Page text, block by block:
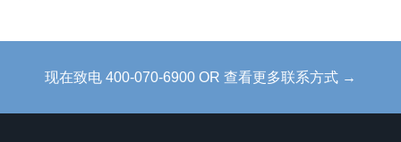
现在致电 400-070-6900 OR 查看更多联系方式 →